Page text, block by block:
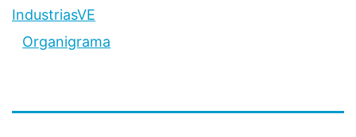
IndustriasVE
Organigrama